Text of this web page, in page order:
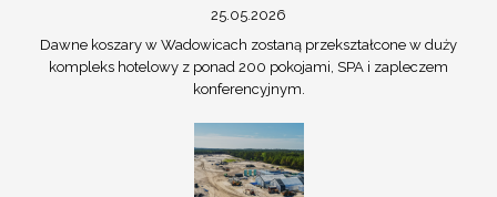
25.05.2026
Dawne koszary w Wadowicach zostaną przekształcone w duży
kompleks hotelowy z ponad 200 pokojami, SPA i zapleczem
konferencyjnym.